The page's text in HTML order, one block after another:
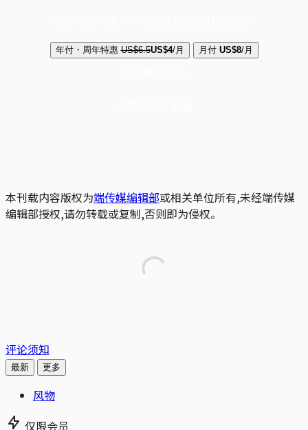
年付・周年特惠 US$6.5US$4/月 月付 US$8/月
本刊载内容版权为端传媒编辑部或相关单位所有,未经端传媒
编辑部授权,请勿转载或复制,否则即为侵权。
评论须知
最新 更多
风物
仅限会员